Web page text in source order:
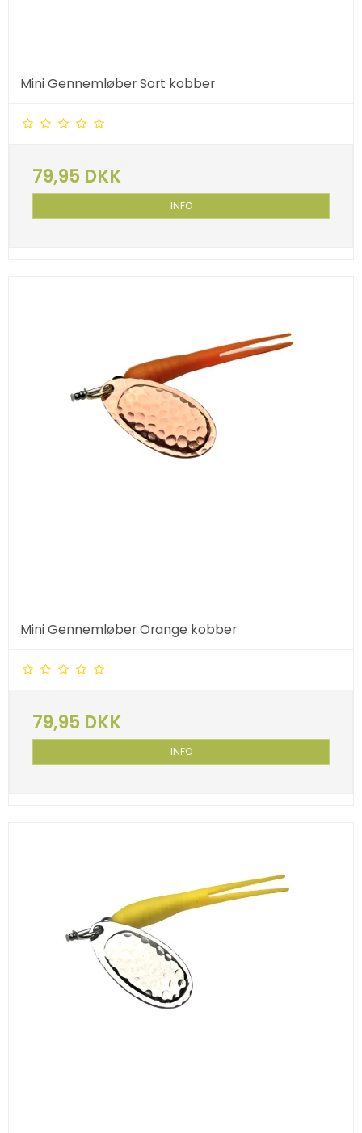
Mini Gennemløber Sort kobber
79,95 DKK
INFO
Mini Gennemløber Orange kobber
79,95 DKK
INFO